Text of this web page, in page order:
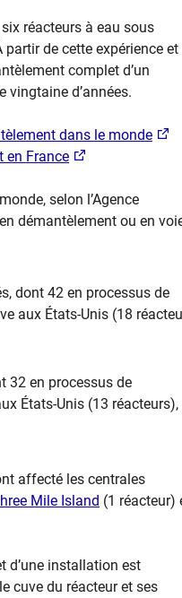
réacteurs à eau sous
de cette expérience et
complet d’un
vingtaine d’années.
dans le monde
en France
selon l’Agence
démantèlement ou en
dont 42 en processus de
aux États-Unis (18
32 en processus de
États-Unis (13 réacteurs),
affecté les centrales
Mile Island (1 réacteur)
d’une installation est
cuve du réacteur et ses